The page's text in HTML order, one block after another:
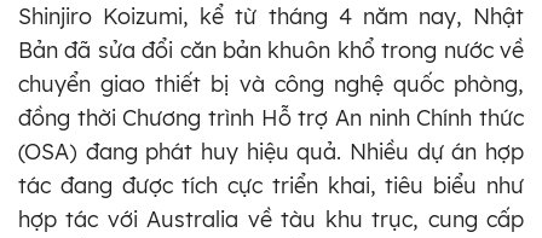
Shinjiro Koizumi, kể từ tháng 4 năm nay, Nhật
Bản đã sửa đổi căn bản khuôn khổ trong nước về
chuyển giao thiết bị và công nghệ quốc phòng,
đồng thời Chương trình Hỗ trợ An ninh Chính thức
(OSA) đang phát huy hiệu quả. Nhiều dự án hợp
tác đang được tích cực triển khai, tiêu biểu như
hợp tác với Australia về tàu khu trục, cung cấp